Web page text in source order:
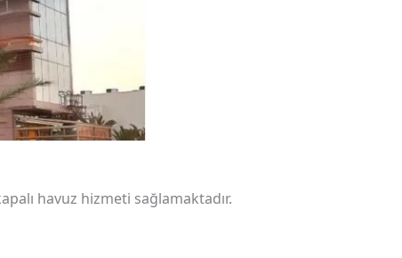
havuz hizmeti sağlamaktadır.